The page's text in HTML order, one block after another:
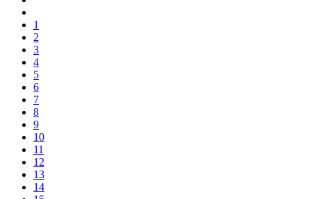
1
2
3
4
5
6
7
8
9
10
11
12
13
14